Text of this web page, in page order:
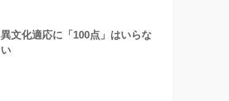
異文化適応に「100点」はいらな
い